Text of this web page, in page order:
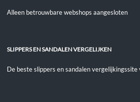
Alleen betrouwbare webshops aangesloten
SLIPPERS EN SANDALEN VERGELIJKEN
De beste slippers en sandalen